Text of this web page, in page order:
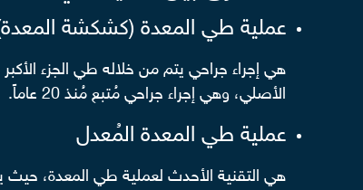
عملية طي المعدة (كشكشة
الأصلي، وهي إجراء جراحي مُتبع مُنذ 20 عاماً.
عملية طي المعدة المُعدل
هي التقنية الأحدث لعملية طي المعدة، حيث